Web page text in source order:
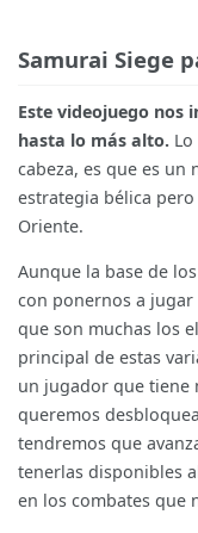
Samurai Siege
Este videojuego nos
hasta lo más alto.
cabeza, es que es un
estrategia bélica
Oriente.
Aunque la base de
con ponernos a
que son muchas los
principal de estas
un jugador que tiene
queremos
tendremos que
tenerlas disponibles
en los combates que